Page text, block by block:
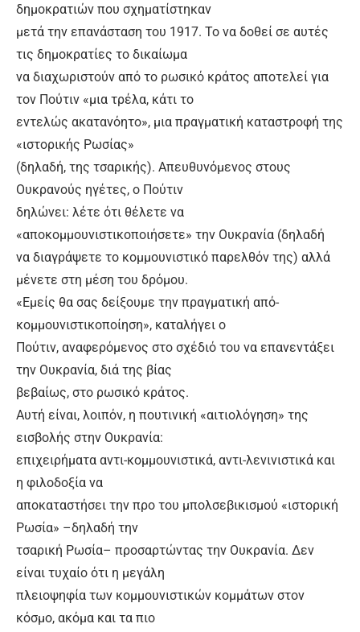
δημοκρατιών που σχηματίστηκαν
μετά την επανάσταση του 1917. Το να δοθεί σε αυτές
τις δημοκρατίες το δικαίωμα
να διαχωριστούν από το ρωσικό κράτος αποτελεί για
τον Πούτιν «μια τρέλα, κάτι το
εντελώς ακατανόητο», μια πραγματική καταστροφή της
«ιστορικής Ρωσίας»
(δηλαδή, της τσαρικής). Απευθυνόμενος στους
Ουκρανούς ηγέτες, ο Πούτιν
δηλώνει: λέτε ότι θέλετε να
«αποκομμουνιστικοποιήσετε» την Ουκρανία (δηλαδή
να διαγράψετε το κομμουνιστικό παρελθόν της) αλλά
μένετε στη μέση του δρόμου.
«Εμείς θα σας δείξουμε την πραγματική από-
κομμουνιστικοποίηση», καταλήγει ο
Πούτιν, αναφερόμενος στο σχέδιό του να επανεντάξει
την Ουκρανία, διά της βίας
βεβαίως, στο ρωσικό κράτος.
Αυτή είναι, λοιπόν, η πουτινική «αιτιολόγηση» της
εισβολής στην Ουκρανία:
επιχειρήματα αντι-κομμουνιστικά, αντι-λενινιστικά και
η φιλοδοξία να
αποκαταστήσει την προ του μπολσεβικισμού «ιστορική
Ρωσία» –δηλαδή την
τσαρική Ρωσία– προσαρτώντας την Ουκρανία. Δεν
είναι τυχαίο ότι η μεγάλη
πλειοψηφία των κομμουνιστικών κομμάτων στον
κόσμο, ακόμα και τα πιο